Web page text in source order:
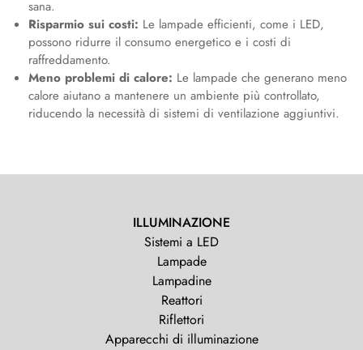
sana.
Risparmio sui costi: Le lampade efficienti, come i LED,
possono ridurre il consumo energetico e i costi di
raffreddamento.
Meno problemi di calore: Le lampade che generano meno
calore aiutano a mantenere un ambiente più controllato,
riducendo la necessità di sistemi di ventilazione aggiuntivi.
ILLUMINAZIONE
Sistemi a LED
Lampade
Lampadine
Reattori
Riflettori
Apparecchi di illuminazione